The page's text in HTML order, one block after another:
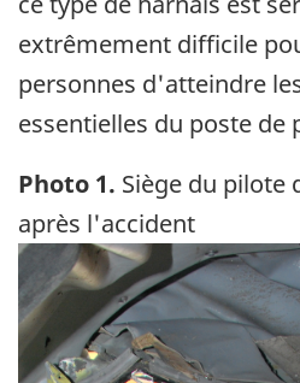
extrêmement difficile
personnes d'atteindre
essentielles du poste de
Photo 1. Siège du pilote
après l'accident
Image